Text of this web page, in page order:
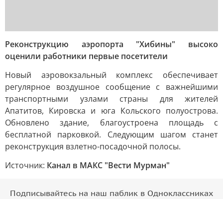
Реконструкцию аэропорта "Хибины" высоко
оценили работники первые посетители
Новый аэровокзальный комплекс обеспечивает
регулярное воздушное сообщение с важнейшими
транспортными узлами страны для жителей
Апатитов, Кировска и юга Кольского полуострова.
Обновлено здание, благоустроена площадь с
бесплатной парковкой. Следующим шагом станет
реконструкция взлетно-посадочной полосы.
Источник: Канал в МАКС "Вести Мурман"
Подписывайтесь на наш паблик в Одноклассниках